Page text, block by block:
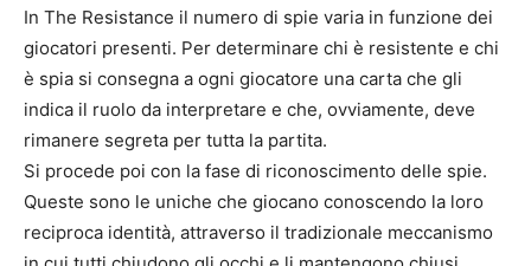
In The Resistance il numero di spie varia in funzione dei
giocatori presenti. Per determinare chi è resistente e chi
è spia si consegna a ogni giocatore una carta che gli
indica il ruolo da interpretare e che, ovviamente, deve
rimanere segreta per tutta la partita.
Si procede poi con la fase di riconoscimento delle spie.
Queste sono le uniche che giocano conoscendo la loro
reciproca identità, attraverso il tradizionale meccanismo